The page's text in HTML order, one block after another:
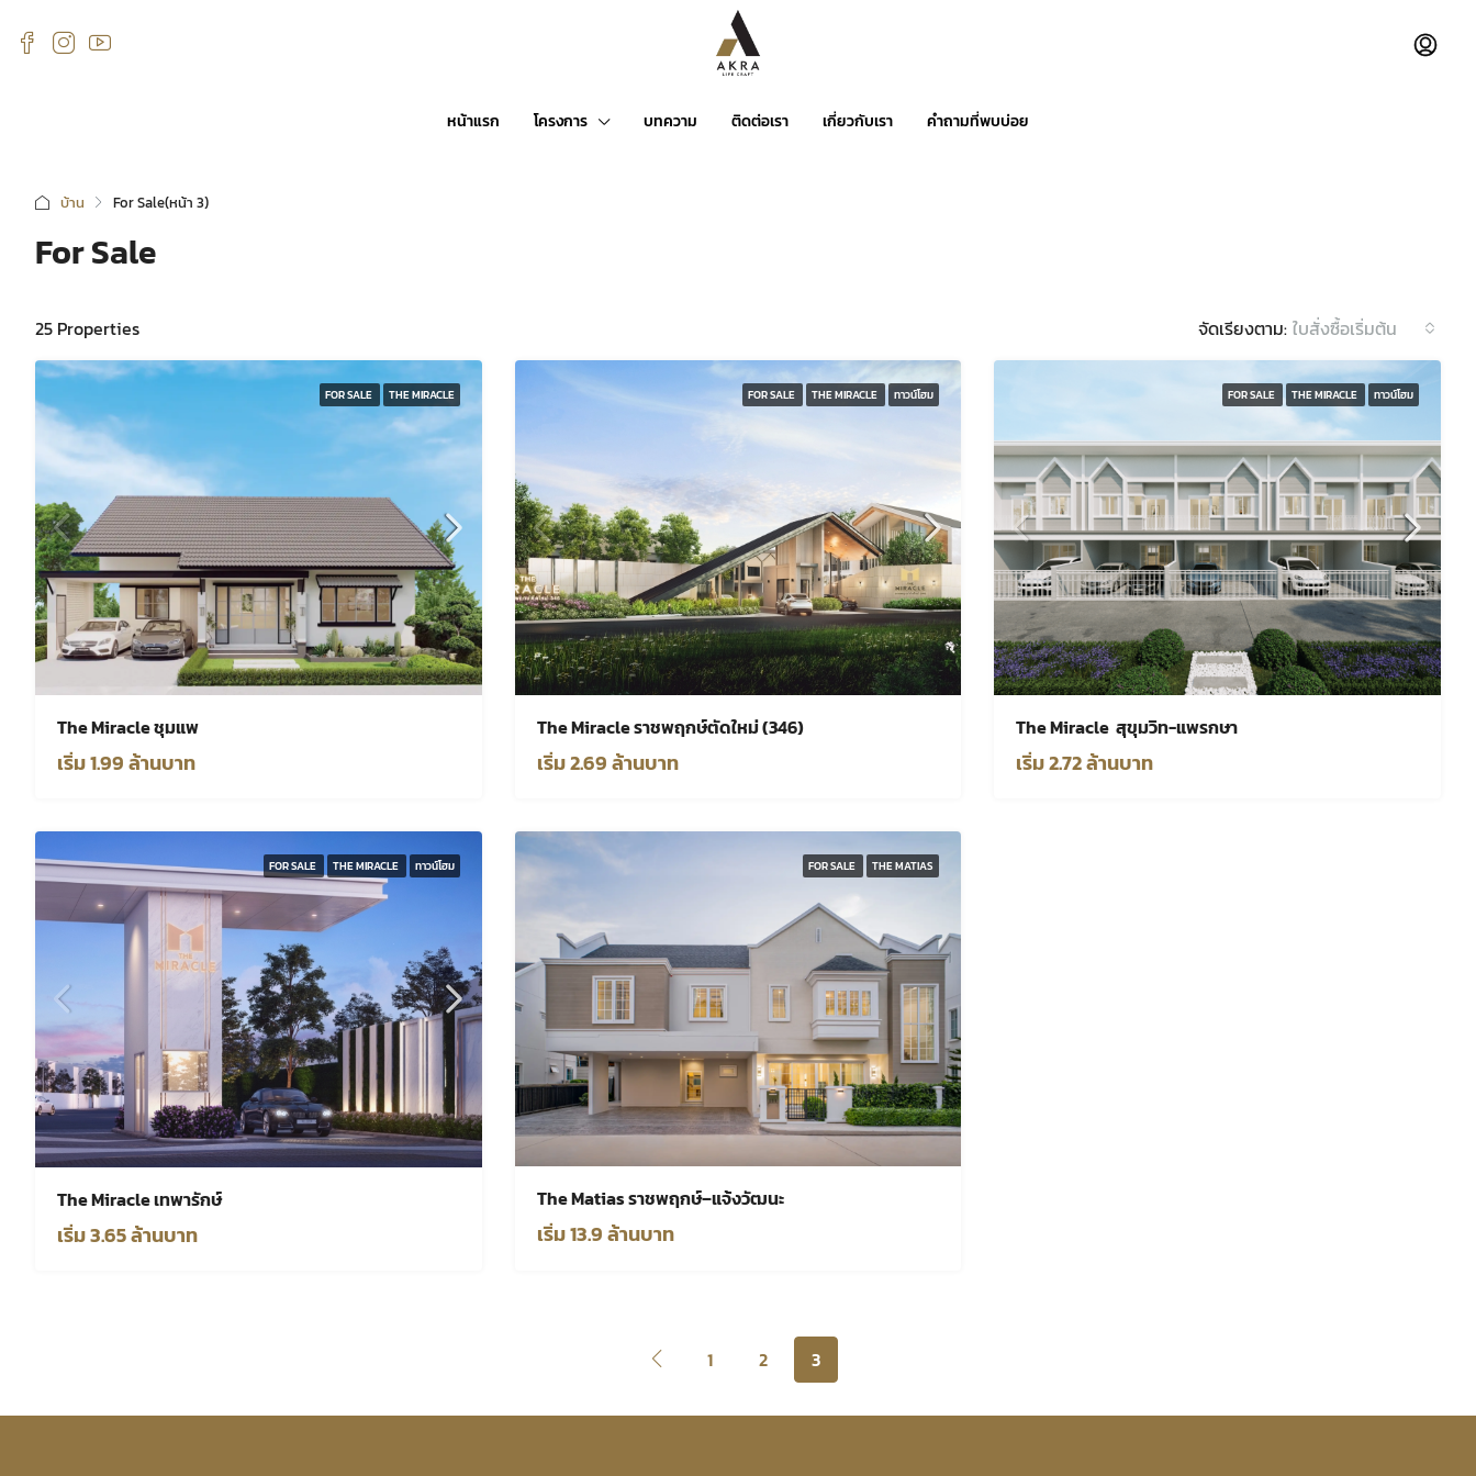
หน้าแรก โครงการ บทความ ติดต่อเรา เกี่ยวกับเรา คำถามที่พบบ่อย
บ้าน For Sale(หน้า 3)
For Sale
25 Properties จัดเรียงตาม: ใบสั่งซื้อเริ่มต้น
FOR SALE THE MIRACLE
The Miracle ชุมแพ
เริ่ม 1.99 ล้านบาท
FOR SALE THE MIRACLE ทาวน์โฮม
The Miracle ราชพฤกษ์ตัดใหม่ (346)
เริ่ม 2.69 ล้านบาท
FOR SALE THE MIRACLE ทาวน์โฮม
The Miracle สุขุมวิท-แพรกษา
เริ่ม 2.72 ล้านบาท
FOR SALE THE MIRACLE ทาวน์โฮม
The Miracle เทพารักษ์
เริ่ม 3.65 ล้านบาท
FOR SALE THE MATIAS
The Matias ราชพฤกษ์–แจ้งวัฒนะ
เริ่ม 13.9 ล้านบาท
1 2 3